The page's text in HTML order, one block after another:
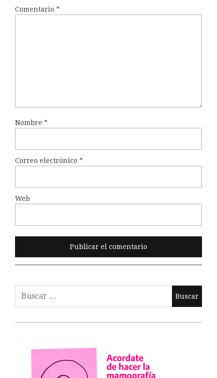
Comentario *
Nombre *
Correo electrónico *
Web